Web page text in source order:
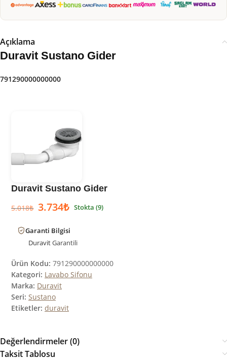
Açıklama
Duravit Sustano Gider
791290000000000
Duravit Sustano Gider
5.018₺ 3.734₺ Stokta (9)
Garanti Bilgisi
DuravitGarantili
Ürün Kodu: 791290000000000
Kategori: Lavabo Sifonu
Marka: Duravit
Seri: Sustano
Etiketler: duravit
Değerlendirmeler (0)
Taksit Tablosu